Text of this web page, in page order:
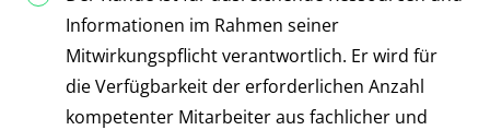
Informationen im Rahmen seiner
Mitwirkungspflicht verantwortlich. Er wird für
die Verfügbarkeit der erforderlichen Anzahl
kompetenter Mitarbeiter aus fachlicher und